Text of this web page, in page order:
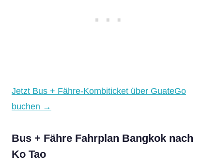
Jetzt Bus + Fähre-Kombiticket über GuateGo
buchen →
Bus + Fähre Fahrplan Bangkok nach
Ko Tao